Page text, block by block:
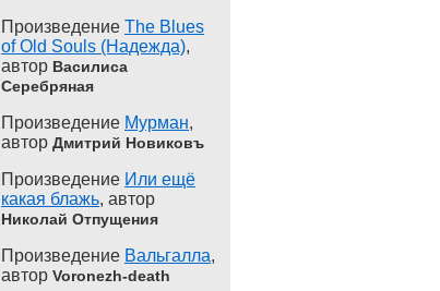
Произведение The Blues
of Old Souls (Надежда),
автор Василиса
Серебряная
Произведение Мурман,
автор Дмитрий Новиковъ
Произведение Или ещё
какая блажь, автор
Николай Отпущения
Произведение Вальгалла,
автор Voronezh-death